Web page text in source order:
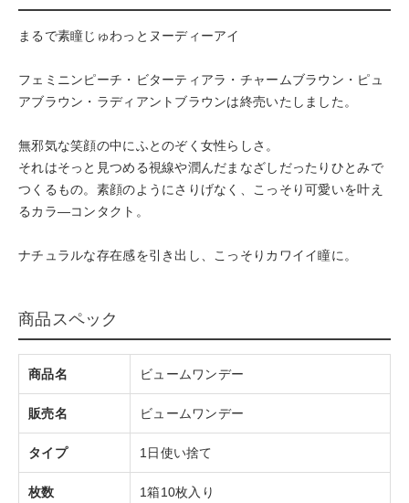
まるで素瞳じゅわっとヌーディーアイ
フェミニンピーチ・ビターティアラ・チャームブラウン・ピュ
アブラウン・ラディアントブラウンは終売いたしました。
無邪気な笑顔の中にふとのぞく女性らしさ。
それはそっと見つめる視線や潤んだまなざしだったりひとみで
つくるもの。素顔のようにさりげなく、こっそり可愛いを叶え
るカラ―コンタクト。
ナチュラルな存在感を引き出し、こっそりカワイイ瞳に。
商品スペック
商品名 ビュームワンデー
販売名 ビュームワンデー
タイプ 1日使い捨て
枚数 1箱10枚入り